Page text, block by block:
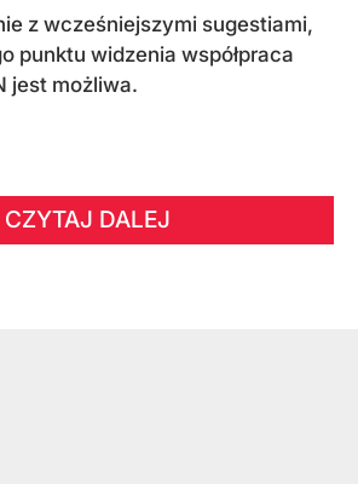
z wcześniejszymi sugestiami,
punktu widzenia współpraca
jest możliwa.
CZYTAJ DALEJ